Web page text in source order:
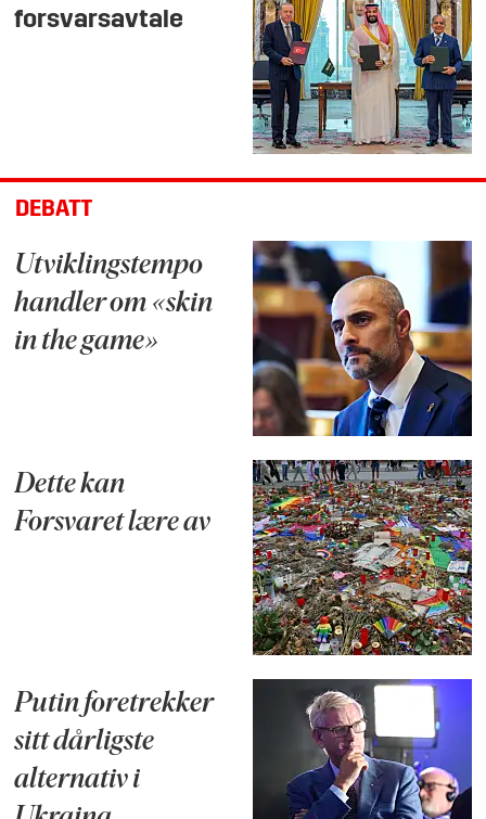
forsvarsavtale
DEBATT
Utviklingstempo
handler om «skin
in the game»
Dette kan
Forsvaret lære av
Putin foretrekker
sitt dårligste
alternativ i